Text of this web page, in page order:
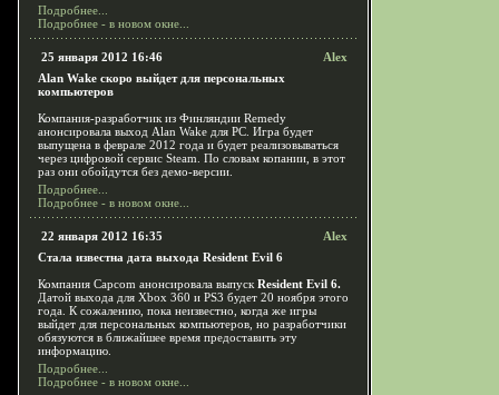
Подробнее...
Подробнее - в новом окне...
25 января 2012 16:46
Alex
Alan Wake скоро выйдет для персональных
компьютеров
Компания-разработчик из Финляндии Remedy
анонсировала выход Alan Wake для PC. Игра будет
выпущена в феврале 2012 года и будет реализовываться
через цифровой сервис Steam. По словам копании, в этот
раз они обойдутся без демо-версии.
Подробнее...
Подробнее - в новом окне...
22 января 2012 16:35
Alex
Стала известна дата выхода Resident Evil 6
Компания Capcom анонсировала выпуск Resident Evil 6.
Датой выхода для Xbox 360 и PS3 будет 20 ноября этого
года. К сожалению, пока неизвестно, когда же игры
выйдет для персональных компьютеров, но разработчики
обязуются в ближайшее время предоставить эту
информацию.
Подробнее...
Подробнее - в новом окне...